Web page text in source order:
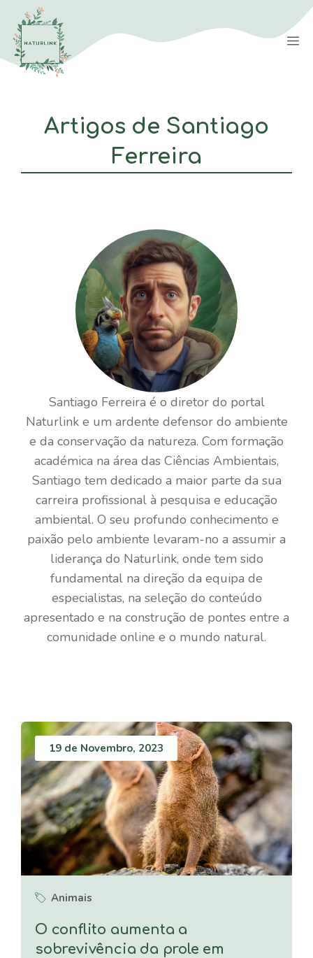
Saltar
para
conteúdo
Artigos de Santiago
Ferreira
Santiago Ferreira é o diretor do portal
Naturlink e um ardente defensor do ambiente
e da conservação da natureza. Com formação
académica na área das Ciências Ambientais,
Santiago tem dedicado a maior parte da sua
carreira profissional à pesquisa e educação
ambiental. O seu profundo conhecimento e
paixão pelo ambiente levaram-no a assumir a
liderança do Naturlink, onde tem sido
fundamental na direção da equipa de
especialistas, na seleção do conteúdo
apresentado e na construção de pontes entre a
comunidade online e o mundo natural.
19 de Novembro, 2023
Animais
O conflito aumenta a
sobrevivência da prole em